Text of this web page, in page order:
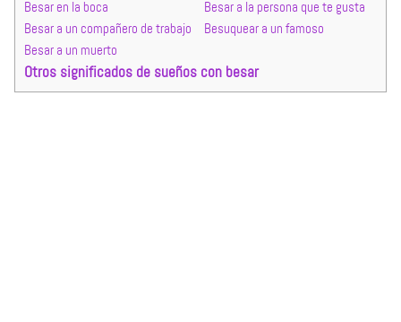
Besar en la boca
Besar a la persona que te gusta
Besar a un compañero de trabajo
Besuquear a un famoso
Besar a un muerto
Otros significados de sueños con besar